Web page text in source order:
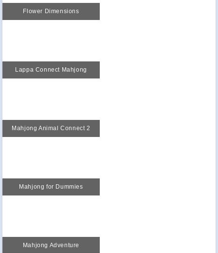
Flower Dimensions
Lappa Connect Mahjong
Mahjong Animal Connect 2
Mahjong for Dummies
Mahjong Adventure